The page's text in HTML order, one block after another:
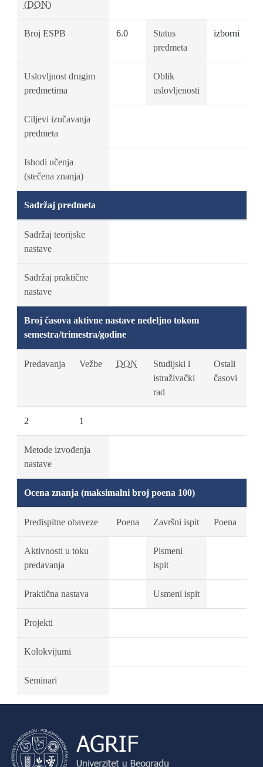
(DON)
Broj ESPB 6.0
Status
predmeta
izborni
Uslovljnost drugim
predmetima
Oblik
uslovljenosti
Ciljevi izučavanja
predmeta
Ishodi učenja
(stečena znanja)
Sadržaj predmeta
Sadržaj teorijske
nastave
Sadržaj praktične
nastave
Broj časova aktivne nastave nedeljno tokom
semestra/trimestra/godine
Predavanja Vežbe DON
Studijski i
istraživački
rad
Ostali
časovi
2 1
Metode izvođenja
nastave
Ocena znanja (maksimalni broj poena 100)
Predispitne obaveze Poena Završni ispit Poena
Aktivnosti u toku
predavanja
Pismeni
ispit
Praktična nastava Usmeni ispit
Projekti
Kolokvijumi
Seminari